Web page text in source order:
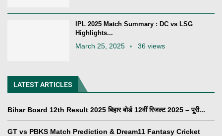
IPL 2025 Match Summary : DC vs LSG
Highlights...
March 25, 2025 36 views
LATEST ARTICLES
Bihar Board 12th Result 2025 बिहार बोर्ड 12वीं रिजल्ट 2025 – पूरी...
GT vs PBKS Match Prediction & Dream11 Fantasy Cricket